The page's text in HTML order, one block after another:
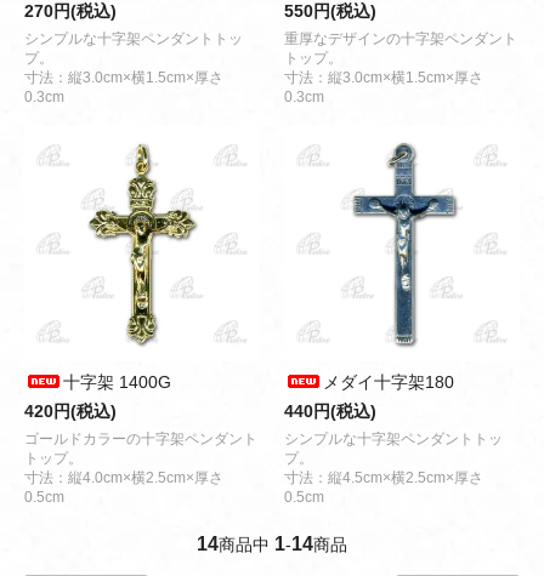
270円(税込)
シンプルな十字架ペンダントトッ
プ。
寸法：縦3.0cm×横1.5cm×厚さ
0.3cm
550円(税込)
重厚なデザインの十字架ペンダント
トップ。
寸法：縦3.0cm×横1.5cm×厚さ
0.3cm
十字架 1400G
420円(税込)
ゴールドカラーの十字架ペンダント
トップ。
寸法：縦4.0cm×横2.5cm×厚さ
0.5cm
メダイ十字架180
440円(税込)
シンプルな十字架ペンダントトッ
プ。
寸法：縦4.5cm×横2.5cm×厚さ
0.5cm
14商品中 1-14商品